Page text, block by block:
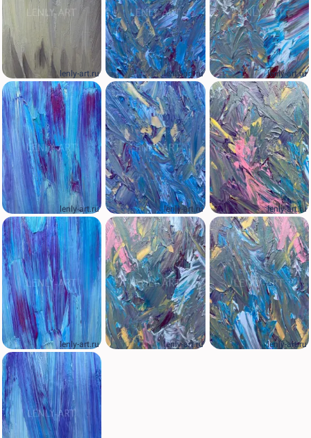
lenly-art.ru
lenly-art.ru
lenly-art.ru
lenly-art.ru
lenly-art.ru
lenly-art.ru
lenly-art.ru
lenly-art.ru
lenly-art.ru